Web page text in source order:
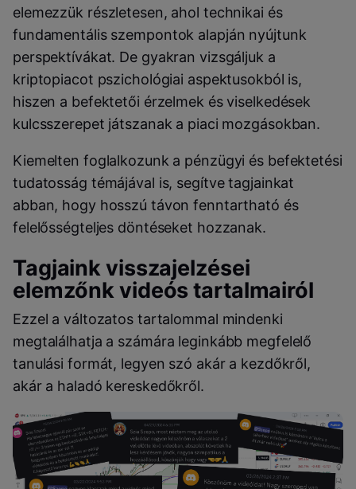
elemezzük részletesen, ahol technikai és
fundamentális szempontok alapján nyújtunk
perspektívákat. De gyakran vizsgáljuk a
kriptopiacot pszichológiai aspektusokból is,
hiszen a befektetői érzelmek és viselkedések
kulcsszerepet játszanak a piaci mozgásokban.
Kiemelten foglalkozunk a pénzügyi és befektetési
tudatosság témájával is, segítve tagjainkat
abban, hogy hosszú távon fenntartható és
felelősségteljes döntéseket hozzanak.
Tagjaink visszajelzései
elemzőnk videós tartalmairól
Ezzel a változatos tartalommal mindenki
megtalálhatja a számára leginkább megfelelő
tanulási formát, legyen szó akár a kezdőkről,
akár a haladó kereskedőkről.